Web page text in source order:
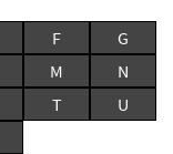
F
G
M
N
T
U